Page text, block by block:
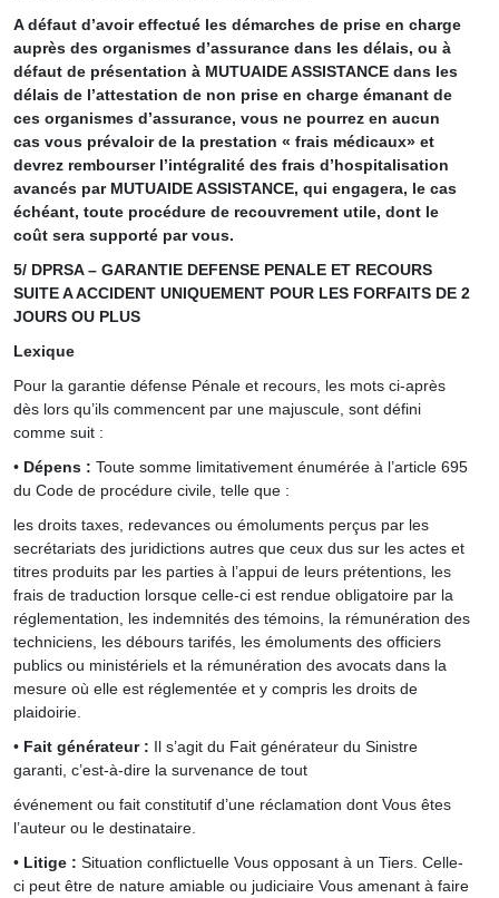
A défaut d’avoir effectué les démarches de prise en charge
auprès des organismes d’assurance dans les délais, ou à
défaut de présentation à MUTUAIDE ASSISTANCE dans les
délais de l’attestation de non prise en charge émanant de
ces organismes d’assurance, vous ne pourrez en aucun
cas vous prévaloir de la prestation « frais médicaux» et
devrez rembourser l’intégralité des frais d’hospitalisation
avancés par MUTUAIDE ASSISTANCE, qui engagera, le cas
échéant, toute procédure de recouvrement utile, dont le
coût sera supporté par vous.
5/ DPRSA – GARANTIE DEFENSE PENALE ET RECOURS
SUITE A ACCIDENT UNIQUEMENT POUR LES FORFAITS DE 2
JOURS OU PLUS
Lexique
Pour la garantie défense Pénale et recours, les mots ci-après
dès lors qu’ils commencent par une majuscule, sont défini
comme suit :
• Dépens : Toute somme limitativement énumérée à l’article 695
du Code de procédure civile, telle que :
les droits taxes, redevances ou émoluments perçus par les
secrétariats des juridictions autres que ceux dus sur les actes et
titres produits par les parties à l’appui de leurs prétentions, les
frais de traduction lorsque celle-ci est rendue obligatoire par la
réglementation, les indemnités des témoins, la rémunération des
techniciens, les débours tarifés, les émoluments des officiers
publics ou ministériels et la rémunération des avocats dans la
mesure où elle est réglementée et y compris les droits de
plaidoirie.
• Fait générateur : Il s’agit du Fait générateur du Sinistre
garanti, c’est-à-dire la survenance de tout
événement ou fait constitutif d’une réclamation dont Vous êtes
l’auteur ou le destinataire.
• Litige : Situation conflictuelle Vous opposant à un Tiers. Celle-
ci peut être de nature amiable ou judiciaire Vous amenant à faire